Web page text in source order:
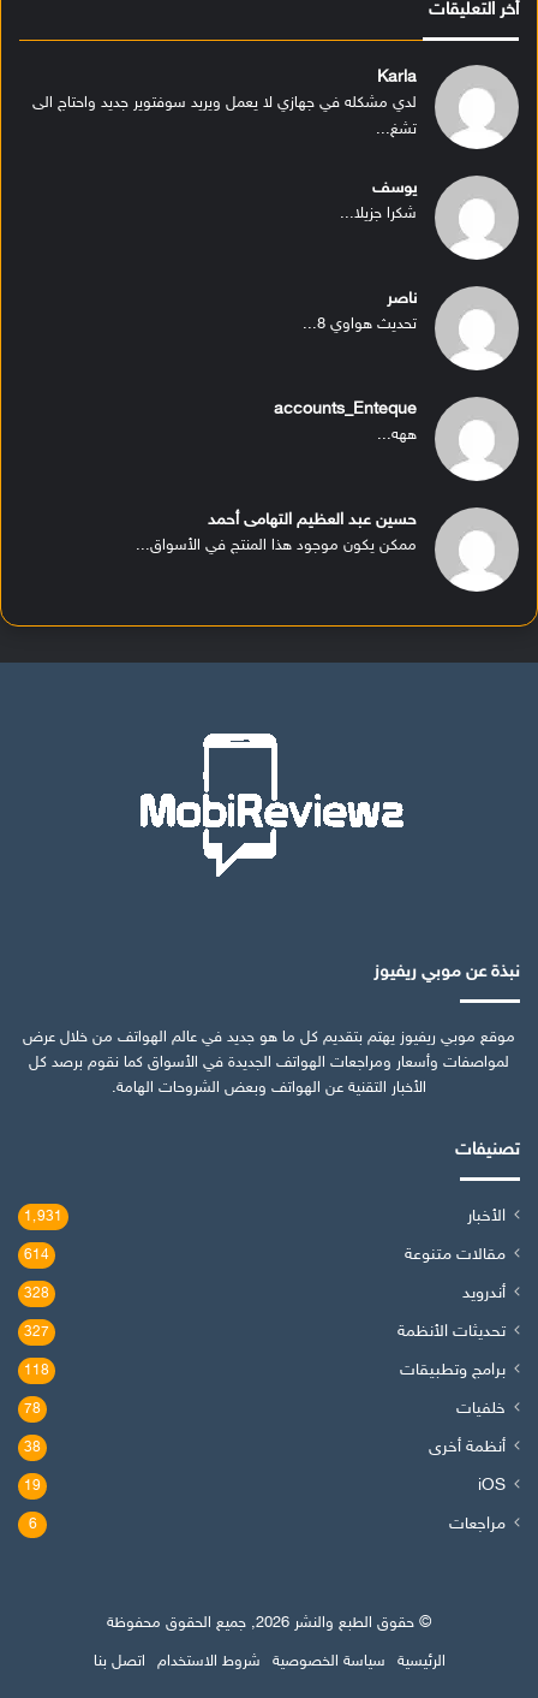
أخر التعليقات
Karla
لدي مشكله في جهازي لا يعمل ويريد سوفتوير جديد واحتاج الى
تشغ...
يوسف
شكرا جزيلا...
ناصر
تحديث هواوي 8...
accounts_Enteque
ههه...
حسين عبد العظيم التهامى أحمد
ممكن يكون موجود هذا المنتج في الأسواق...
نبذة عن موبي ريفيوز
موقع موبي ريفيوز يهتم بتقديم كل ما هو جديد في عالم الهواتف من خلال عرض
لمواصفات وأسعار ومراجعات الهواتف الجديدة في الأسواق كما نقوم برصد كل
الأخبار التقنية عن الهواتف وبعض الشروحات الهامة.
تصنيفات
الأخبار 1٬931
مقالات متنوعة 614
أندرويد 328
تحديثات الأنظمة 327
برامج وتطبيقات 118
خلفيات 78
أنظمة أخرى 38
iOS
19
مراجعات 6
© حقوق الطبع والنشر 2026, جميع الحقوق محفوظة
الرئيسية
سياسة الخصوصية شروط الاستخدام اتصل بنا